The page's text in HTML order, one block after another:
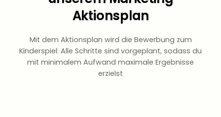
Aktionsplan
Mit dem Aktionsplan wird die Bewerbung zum
Kinderspiel: Alle Schritte sind vorgeplant, sodass du
mit minimalem Aufwand maximale Ergebnisse
erzielst